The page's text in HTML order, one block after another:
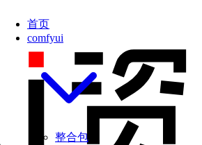
首页
comfyui
整合包